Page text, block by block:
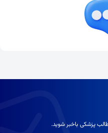
پزشکی باخبر شوید.